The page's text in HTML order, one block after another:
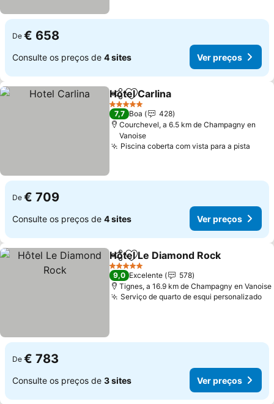
De € 658
Consulte os preços de 4 sites Ver preços
PartilharAdicionar aos favoritos
Hotel Carlina
5 Estrelas
7,7 Boa
428
Courchevel, a 6.5 km de Champagny en
Vanoise
Piscina coberta com vista para a pista
De € 709
Consulte os preços de 4 sites Ver preços
PartilharAdicionar aos favoritos
Hôtel Le Diamond Rock
5 Estrelas
9,0 Excelente
578
Tignes, a 16.9 km de Champagny en Vanoise
Serviço de quarto de esqui personalizado
De € 783
Consulte os preços de 3 sites Ver preços